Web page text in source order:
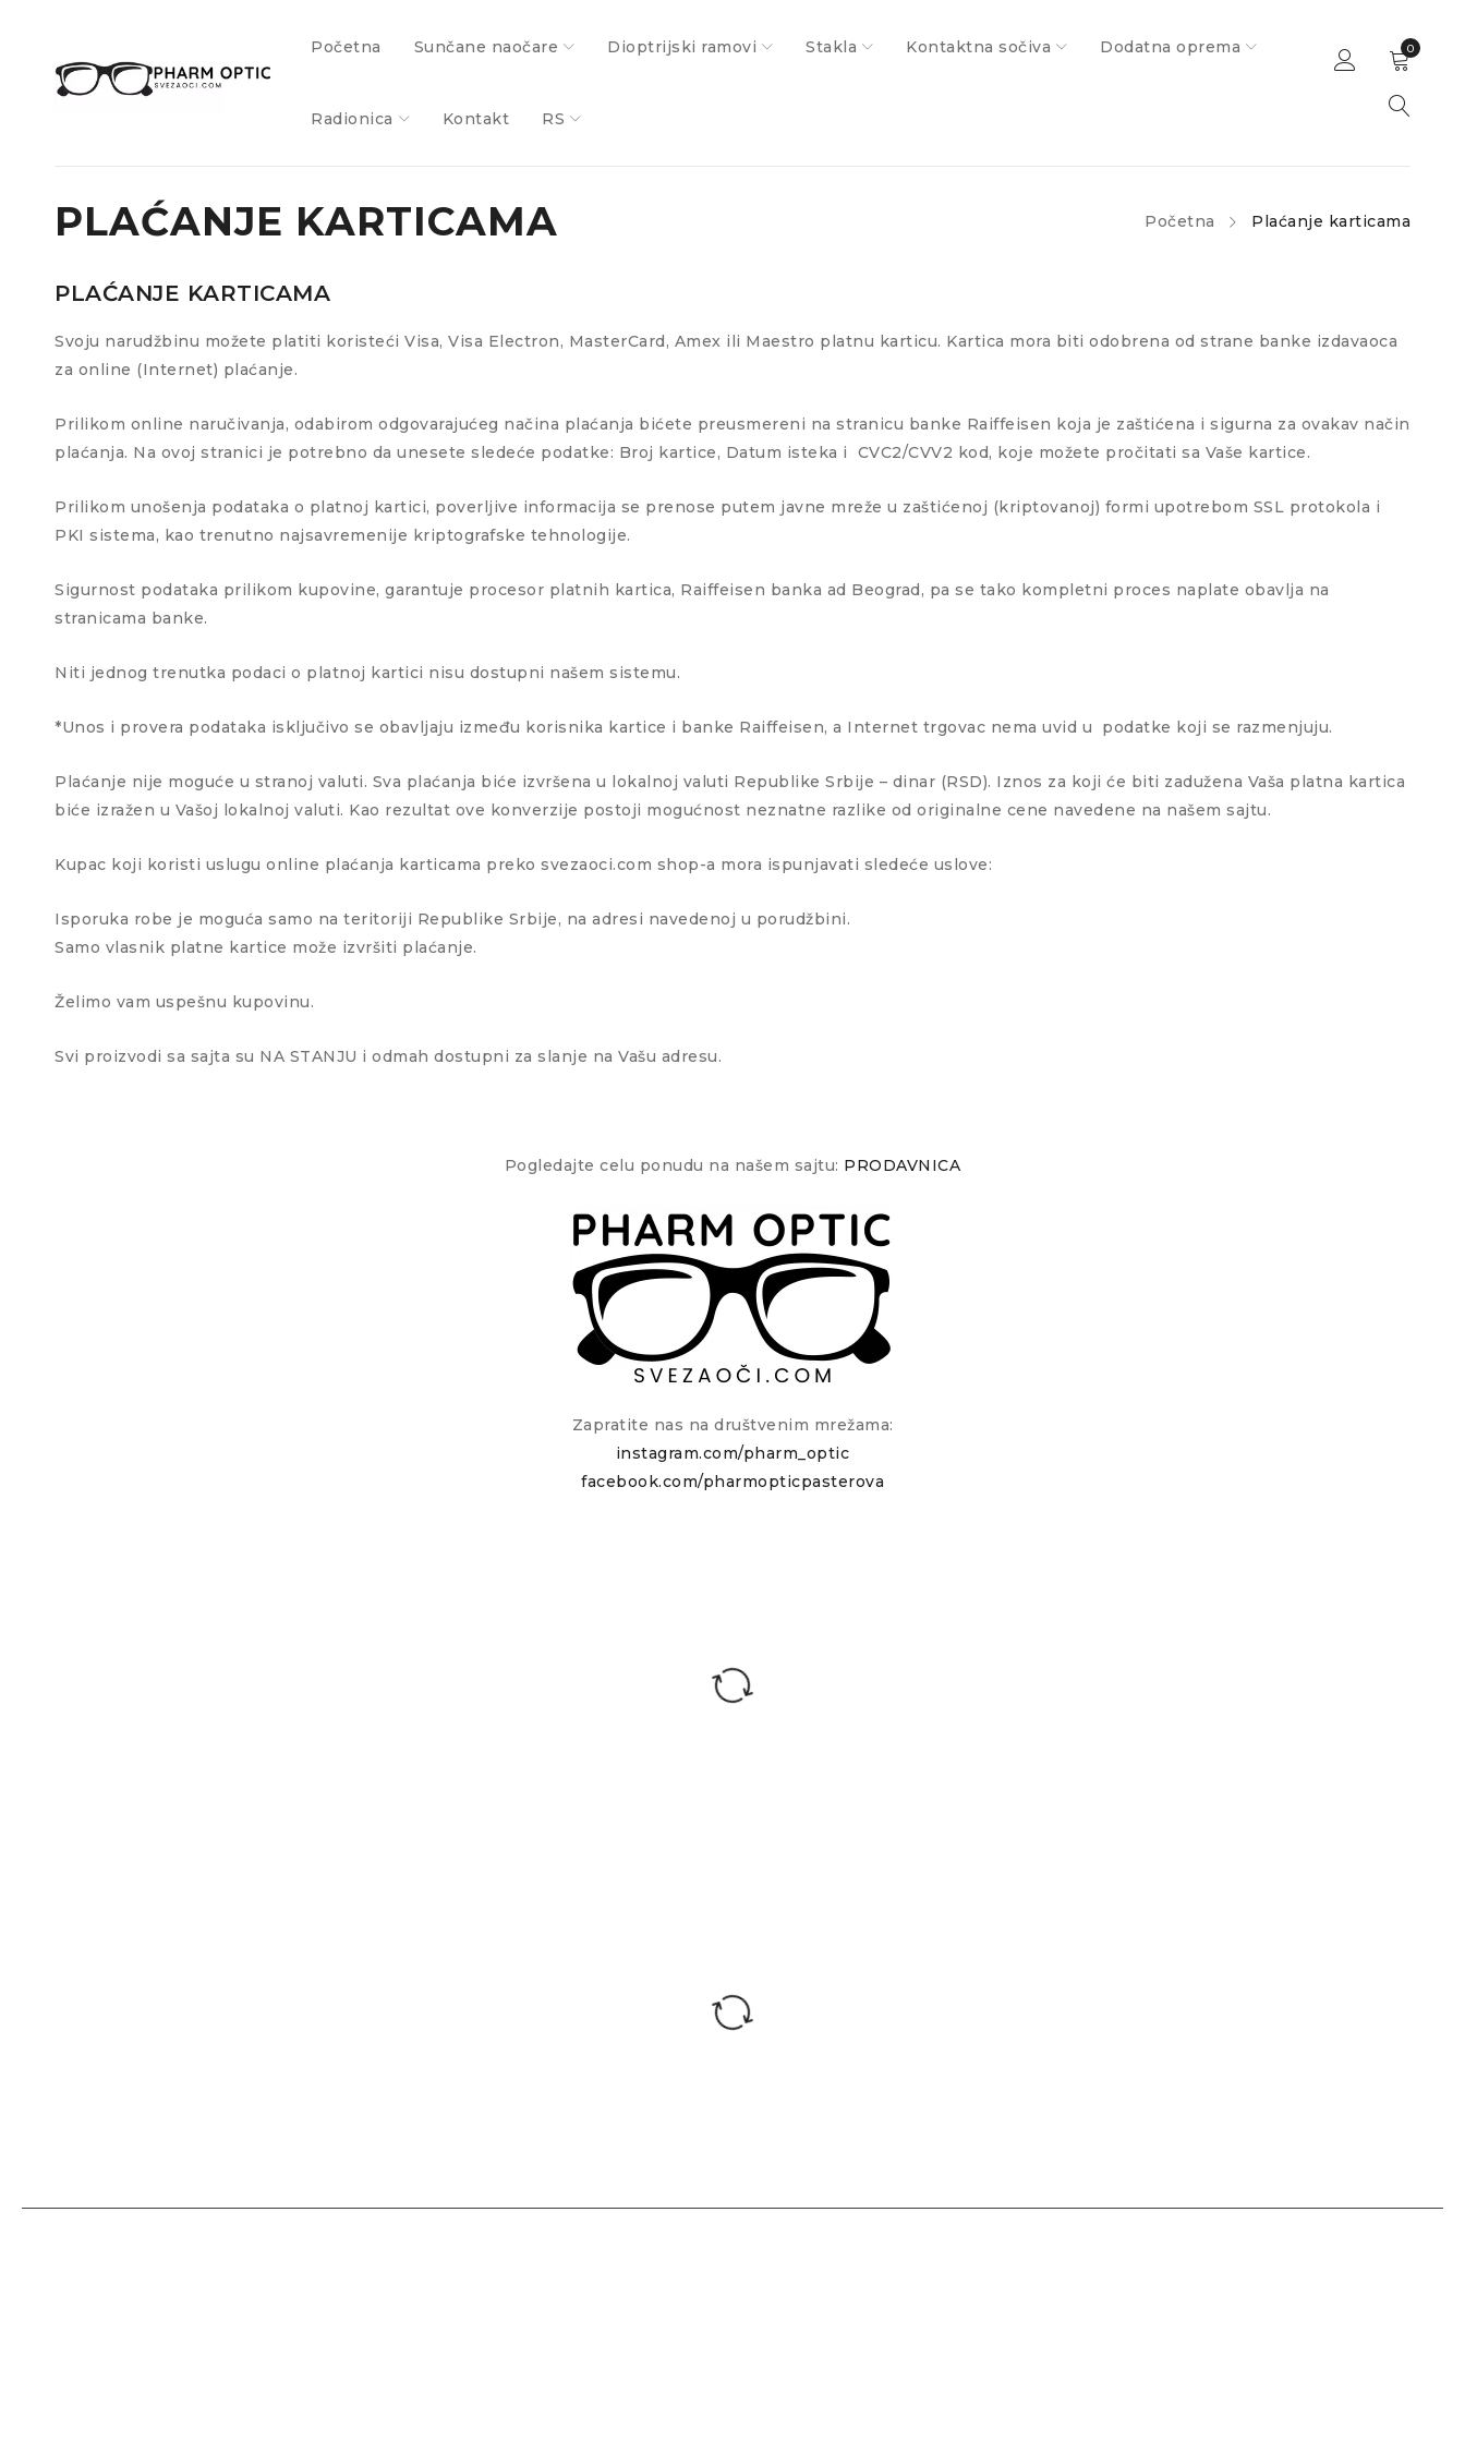
Početna Sunčane naočare Dioptrijski ramovi Stakla Kontaktna sočiva Dodatna oprema
Radionica Kontakt RS
0
Početna Plaćanje karticama
PLAĆANJE KARTICAMA
PLAĆANJE KARTICAMA
Svoju narudžbinu možete platiti koristeći Visa, Visa Electron, MasterCard, Amex ili Maestro platnu karticu. Kartica mora biti odobrena od strane banke izdavaoca
za online (Internet) plaćanje.
Prilikom online naručivanja, odabirom odgovarajućeg načina plaćanja bićete preusmereni na stranicu banke Raiffeisen koja je zaštićena i sigurna za ovakav način
plaćanja. Na ovoj stranici je potrebno da unesete sledeće podatke: Broj kartice, Datum isteka i CVC2/CVV2 kod, koje možete pročitati sa Vaše kartice.
Prilikom unošenja podataka o platnoj kartici, poverljive informacija se prenose putem javne mreže u zaštićenoj (kriptovanoj) formi upotrebom SSL protokola i
PKI sistema, kao trenutno najsavremenije kriptografske tehnologije.
Sigurnost podataka prilikom kupovine, garantuje procesor platnih kartica, Raiffeisen banka ad Beograd, pa se tako kompletni proces naplate obavlja na
stranicama banke.
Niti jednog trenutka podaci o platnoj kartici nisu dostupni našem sistemu.
*Unos i provera podataka isključivo se obavljaju između korisnika kartice i banke Raiffeisen, a Internet trgovac nema uvid u podatke koji se razmenjuju.
Plaćanje nije moguće u stranoj valuti. Sva plaćanja biće izvršena u lokalnoj valuti Republike Srbije – dinar (RSD). Iznos za koji će biti zadužena Vaša platna kartica
biće izražen u Vašoj lokalnoj valuti. Kao rezultat ove konverzije postoji mogućnost neznatne razlike od originalne cene navedene na našem sajtu.
Kupac koji koristi uslugu online plaćanja karticama preko svezaoci.com shop-a mora ispunjavati sledeće uslove:
Isporuka robe je moguća samo na teritoriji Republike Srbije, na adresi navedenoj u porudžbini.
Samo vlasnik platne kartice može izvršiti plaćanje.
Želimo vam uspešnu kupovinu.
Svi proizvodi sa sajta su NA STANJU i odmah dostupni za slanje na Vašu adresu.
Pogledajte celu ponudu na našem sajtu: PRODAVNICA
Zapratite nas na društvenim mrežama:
instagram.com/pharm_optic
facebook.com/pharmopticpasterova